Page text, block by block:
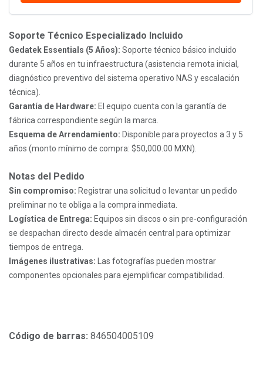
Soporte Técnico Especializado Incluido
Gedatek Essentials (5 Años): Soporte técnico básico incluido
durante 5 años en tu infraestructura (asistencia remota inicial,
diagnóstico preventivo del sistema operativo NAS y escalación
técnica).
Garantía de Hardware: El equipo cuenta con la garantía de
fábrica correspondiente según la marca.
Esquema de Arrendamiento: Disponible para proyectos a 3 y 5
años (monto mínimo de compra: $50,000.00 MXN).
Notas del Pedido
Sin compromiso: Registrar una solicitud o levantar un pedido
preliminar no te obliga a la compra inmediata.
Logística de Entrega: Equipos sin discos o sin pre-configuración
se despachan directo desde almacén central para optimizar
tiempos de entrega.
Imágenes ilustrativas: Las fotografías pueden mostrar
componentes opcionales para ejemplificar compatibilidad.
Código de barras: 846504005109